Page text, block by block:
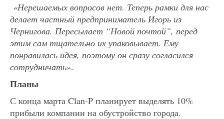
«Нерешаемых вопросов нет. Теперь рамки для нас
делает частный предприниматель Игорь из
Чернигова. Пересылает “Новой почтой”, перед
этим сам тщательно их упаковывает. Ему
понравилась идея, поэтому он сразу согласился
сотрудничать».
Планы
С конца марта Clan-P планирует выделять 10%
прибыли компании на обустройство города.